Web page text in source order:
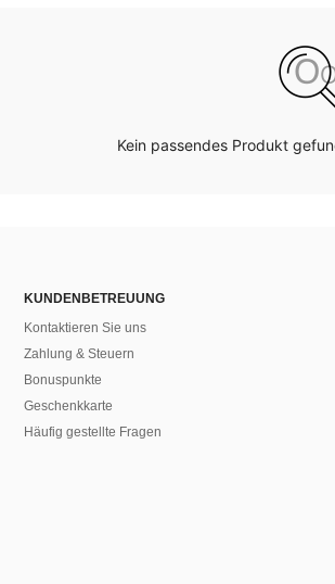
Kein passendes Produkt
KUNDENBETREUUNG
Kontaktieren Sie uns
Zahlung & Steuern
Bonuspunkte
Geschenkkarte
Häufig gestellte Fragen